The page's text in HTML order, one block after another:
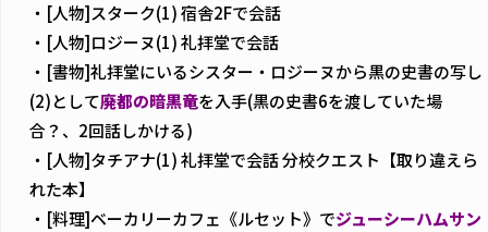
・[人物]スターク(1) 宿舎2Fで会話
・[人物]ロジーヌ(1) 礼拝堂で会話
・[書物]礼拝堂にいるシスター・ロジーヌから黒の史書の写し
(2)として廃都の暗黒竜を入手(黒の史書6を渡していた場
合？、2回話しかける)
・[人物]タチアナ(1) 礼拝堂で会話 分校クエスト【取り違えら
れた本】
・[料理]ベーカリーカフェ《ルセット》でジューシーハムサン